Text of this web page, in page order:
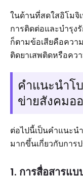
ในด้านที่สดใสอิโมจิ
การติดต่อและบำรุง
ก็ตามข้อเสียคือควา
ติดยาเสพติดหรือค
คำแนะนำโ
ข่ายสังคมอ
ต่อไปนี้เป็นคำแนะน
มากขึ้นเกี่ยวกับกา
1. การสื่อสารแบ